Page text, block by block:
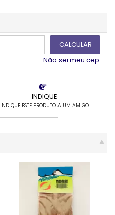
INDIQUE
INDIQUE ESTE PRODUTO A UM AMIGO
....
CALCULAR
Não sei meu cep